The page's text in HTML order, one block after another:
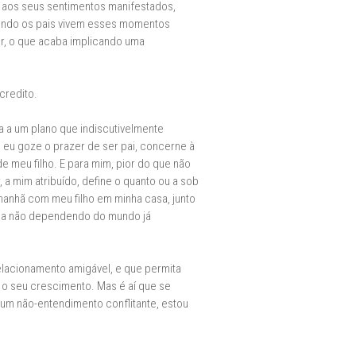
seus sentimentos manifestados,
os pais vivem esses momentos
o que acaba implicando uma
um plano que indiscutivelmente
goze o prazer de ser pai, concerne à
filho. E para mim, pior do que não
mim atribuído, define o quanto ou a sob
com meu filho em minha casa, junto
não dependendo do mundo já
amigável, e que permita
seu crescimento. Mas é aí que se
não-entendimento conflitante, estou